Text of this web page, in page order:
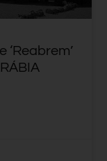
‘reabrem’